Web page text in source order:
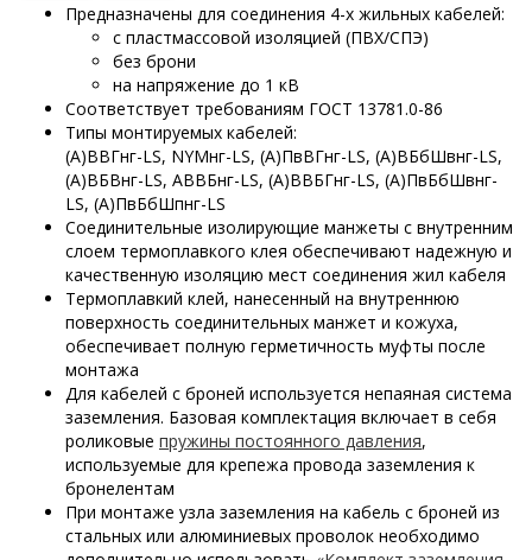
Предназначены для соединения 4-х жильных кабелей:
с пластмассовой изоляцией (ПВХ/СПЭ)
без брони
на напряжение до 1 кВ
Соответствует требованиям ГОСТ 13781.0-86
Типы монтируемых кабелей:
(А)ВВГнг-LS, NYMнг-LS, (А)ПвВГнг-LS, (А)ВБбШвнг-LS,
(А)ВБВнг-LS, АВВБнг-LS, (А)ВВБГнг-LS, (А)ПвБбШвнг-
LS, (А)ПвБбШпнг-LS
Соединительные изолирующие манжеты с внутренним
слоем термоплавкого клея обеспечивают надежную и
качественную изоляцию мест соединения жил кабеля
Термоплавкий клей, нанесенный на внутреннюю
поверхность соединительных манжет и кожуха,
обеспечивает полную герметичность муфты после
монтажа
Для кабелей с броней используется непаяная система
заземления. Базовая комплектация включает в себя
роликовые пружины постоянного давления,
используемые для крепежа провода заземления к
бронелентам
При монтаже узла заземления на кабель с броней из
стальных или алюминиевых проволок необходимо